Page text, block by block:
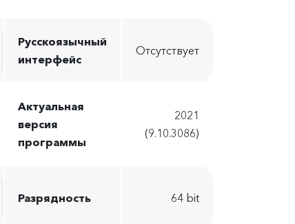
Русскоязычный
интерфейс
Отсутствует
Актуальная
версия
программы
2021
(9.10.3086)
Разрядность 64 bit